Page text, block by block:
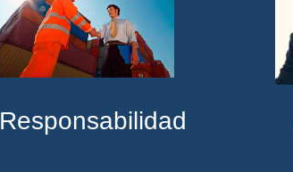
Responsabilidad